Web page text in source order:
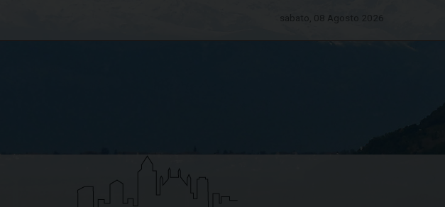
sabato, 08 Agosto 2026